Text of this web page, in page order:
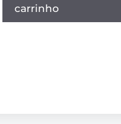
carrinho